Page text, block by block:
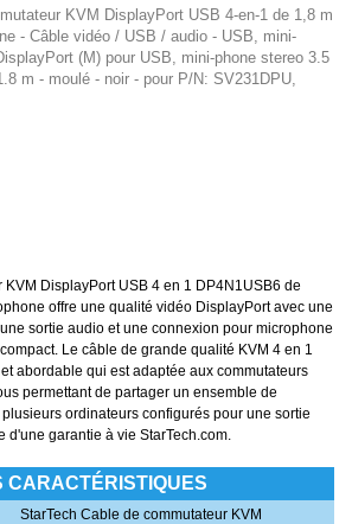
KVM DisplayPort USB 4-en-1 de 1,8 m
- Câble vidéo / USB / audio - USB, mini-
(M) pour USB, mini-phone stereo 3.5
m - moulé - noir - pour P/N: SV231DPU,
KVM DisplayPort USB 4 en 1 DP4N1USB6 de
offre une qualité vidéo DisplayPort avec une
sortie audio et une connexion pour microphone
Le câble de grande qualité KVM 4 en 1
abordable qui est adaptée aux commutateurs
permettant de partager un ensemble de
ordinateurs configurés pour une sortie
d'une garantie à vie StarTech.com.
CARACTÉRISTIQUES
StarTech Cable de commutateur KVM